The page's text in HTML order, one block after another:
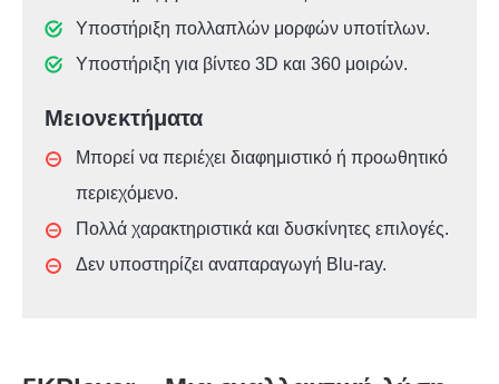
Υποστήριξη πολλαπλών μορφών υποτίτλων.
Υποστήριξη για βίντεο 3D και 360 μοιρών.
Μειονεκτήματα
Μπορεί να περιέχει διαφημιστικό ή προωθητικό
περιεχόμενο.
Πολλά χαρακτηριστικά και δυσκίνητες επιλογές.
Δεν υποστηρίζει αναπαραγωγή Blu-ray.